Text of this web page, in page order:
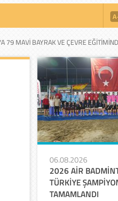
79 MAVİ BAYRAK VE ÇEVRE
06.08.2026
2026 AİR
TÜRKİYE
TAMAMLANDI